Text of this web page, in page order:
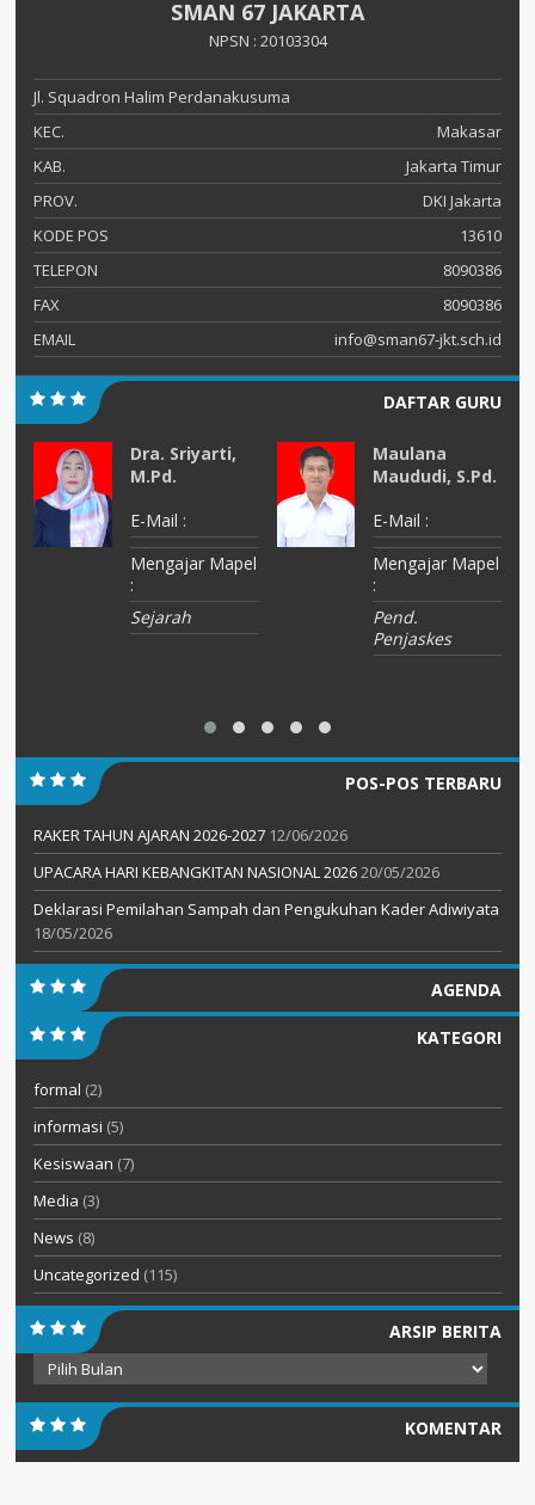
SMAN 67 JAKARTA
NPSN : 20103304
Jl. Squadron Halim Perdanakusuma
KEC.
Makasar
KAB.
Jakarta Timur
PROV.
DKI Jakarta
KODE POS
13610
TELEPON
8090386
FAX
8090386
EMAIL
info@sman67-jkt.sch.id
DAFTAR GURU
Dra. Sriyarti,
M.Pd.
E-Mail :
Mengajar Mapel
:
Sejarah
Maulana
Maududi, S.Pd.
E-Mail :
Mengajar Mapel
:
Pend.
Penjaskes
POS-POS TERBARU
RAKER TAHUN AJARAN 2026-2027 12/06/2026
UPACARA HARI KEBANGKITAN NASIONAL 202620/05/2026
Deklarasi Pemilahan Sampah dan Pengukuhan Kader Adiwiyata
18/05/2026
AGENDA
KATEGORI
formal (2)
informasi (5)
Kesiswaan (7)
Media (3)
News (8)
Uncategorized (115)
ARSIP BERITA
Arsip
Berita
KOMENTAR